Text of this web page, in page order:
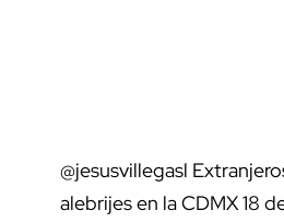
@jesusvillegasl
alebrijes en la CDMX 18